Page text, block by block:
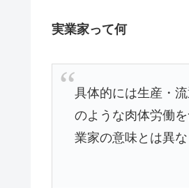
実業家って何
具体的には生産・
のような肉体労働
業家の意味とは異な